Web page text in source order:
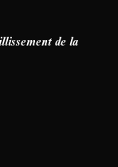
de la